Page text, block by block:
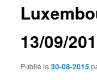
13/09/
Publié le30-08-2015